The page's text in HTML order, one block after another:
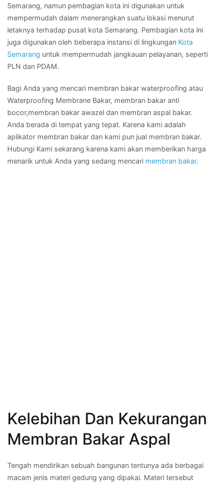
Semarang, namun pembagian kota ini digunakan untuk
mempermudah dalam menerangkan suatu lokasi menurut
letaknya terhadap pusat kota Semarang. Pembagian kota ini
juga digunakan oleh beberapa instansi di lingkungan Kota
Semarang untuk mempermudah jangkauan pelayanan, seperti
PLN dan PDAM.
Bagi Anda yang mencari membran bakar waterproofing atau
Waterproofing Membrane Bakar, membran bakar anti
bocor,membran bakar awazel dan membran aspal bakar.
Anda berada di tempat yang tepat. Karena kami adalah
aplikator membran bakar dan kami pun jual membran bakar.
Hubungi Kami sekarang karena kami akan memberikan harga
menarik untuk Anda yang sedang mencari membran bakar.
Kelebihan Dan Kekurangan
Membran Bakar Aspal
Tengah mendirikan sebuah bangunan tentunya ada berbagai
macam jenis materi gedung yang dipakai. Materi tersebut